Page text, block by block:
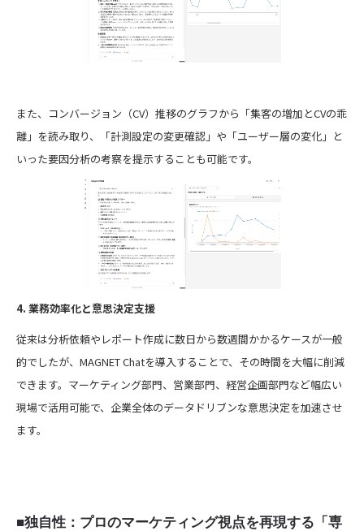
また、コンバージョン（CV）推移のグラフから「集客の増加とCVの乖
離」を読み取り、「計測設定の変更確認」や「ユーザー層の変化」と
いった要因分析の考察を提示することも可能です。
4. 業務効率化と意思決定支援
従来は分析依頼やレポート作成に数日から数週間かかるケースが一般
的でしたが、MAGNET Chatを導入することで、その時間を大幅に削減
できます。マーケティング部門、営業部門、経営企画部門など幅広い
現場で活用可能で、企業全体のデータドリブンな意思決定を加速させ
ます。
■独自性：プロのマーケティング視点を再現する「専